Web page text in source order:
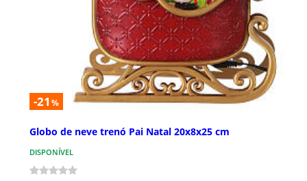
-21 %
Globo de neve trenó Pai Natal 20x8x25 cm
DISPONÍVEL